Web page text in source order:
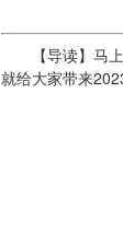
【导读】马上
就给大家带来